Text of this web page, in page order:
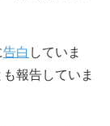
告白 していま
報告していま